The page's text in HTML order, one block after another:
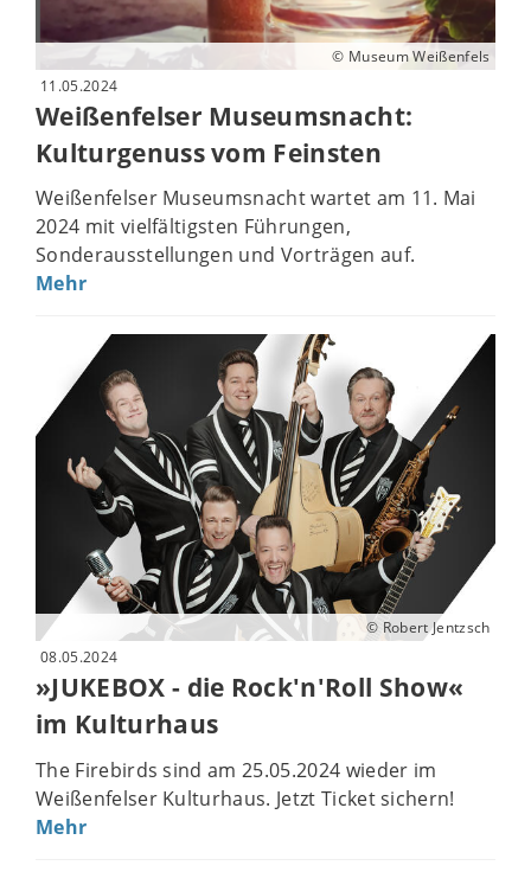
© Museum Weißenfels
11.05.2024
Weißenfelser Museumsnacht:
Kulturgenuss vom Feinsten
Weißenfelser Museumsnacht wartet am 11. Mai
2024 mit vielfältigsten Führungen,
Sonderausstellungen und Vorträgen auf.
Mehr
© Robert Jentzsch
08.05.2024
»JUKEBOX - die Rock'n'Roll Show«
im Kulturhaus
The Firebirds sind am 25.05.2024 wieder im
Weißenfelser Kulturhaus. Jetzt Ticket sichern!
Mehr